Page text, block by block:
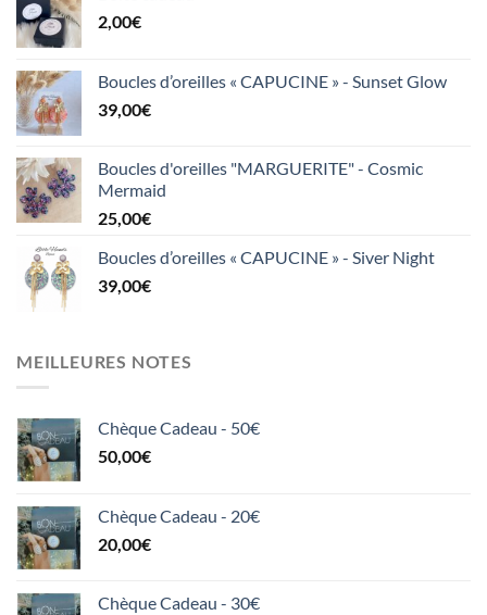
2,00€
Boucles d’oreilles « CAPUCINE » - Sunset Glow
39,00€
Boucles d'oreilles "MARGUERITE" - Cosmic
Mermaid
25,00€
Boucles d’oreilles « CAPUCINE » - Siver Night
39,00€
MEILLEURES NOTES
Chèque Cadeau - 50€
50,00€
Chèque Cadeau - 20€
20,00€
Chèque Cadeau - 30€